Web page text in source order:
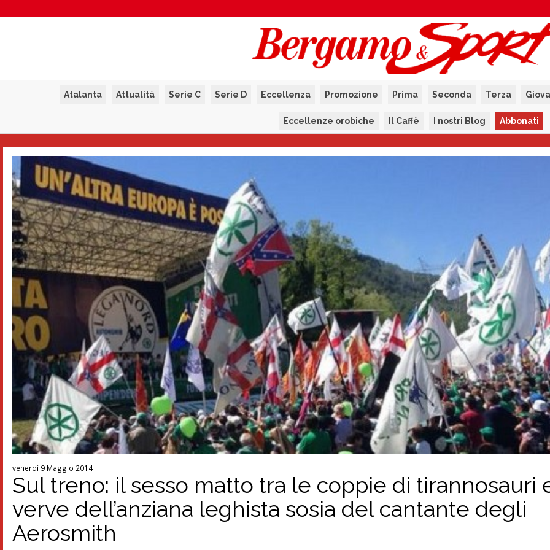
Atalanta Attualità Serie C Serie D Eccellenza Promozione Prima Seconda Terza
Eccellenze orobiche Il Caffè I nostri Blog Abbonati
venerdì 9 Maggio 2014
Sul treno: il sesso matto tra le coppie di tirannosauri
verve dell’anziana leghista sosia del cantante degli
Aerosmith